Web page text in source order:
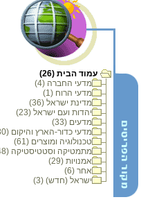
עמוד הבית (26)
מדעי החברה (4)
מדעי הרוח (1)
מדינת ישראל (36)
יהדות ועם ישראל (23)
מדעים (33)
מדעי כדור-הארץ והיקום (30)
טכנולוגיה ומוצרים (61)
מתמטיקה וסטטיסטיקה (48)
אמנויות (29)
אחר (6)
ישראל (חדש) (3)